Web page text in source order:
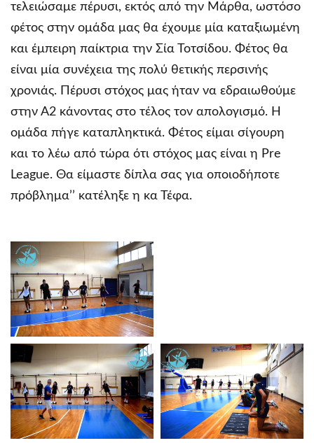
τελειώσαμε πέρυσι, εκτός από την Μάρθα, ωστόσο
φέτος στην ομάδα μας θα έχουμε μία καταξιωμένη
και έμπειρη παίκτρια την Σία Τοτσίδου. Φέτος θα
είναι μία συνέχεια της πολύ θετικής περσινής
χρονιάς. Πέρυσι στόχος μας ήταν να εδραιωθούμε
στην Α2 κάνοντας στο τέλος τον απολογισμό. Η
ομάδα πήγε καταπληκτικά. Φέτος είμαι σίγουρη
και το λέω από τώρα ότι στόχος μας είναι η Pre
League. Θα είμαστε δίπλα σας για οποιοδήποτε
πρόβλημα’’ κατέληξε η κα Τέφα.